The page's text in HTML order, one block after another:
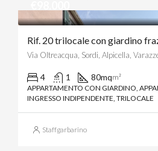
Rif. 20 trilocale con giardino
4 1 80mqm²
APPARTAMENTO CON GIARDINO,
INGRESSO INDIPENDENTE, TRILOCALE
Staffgarbarino